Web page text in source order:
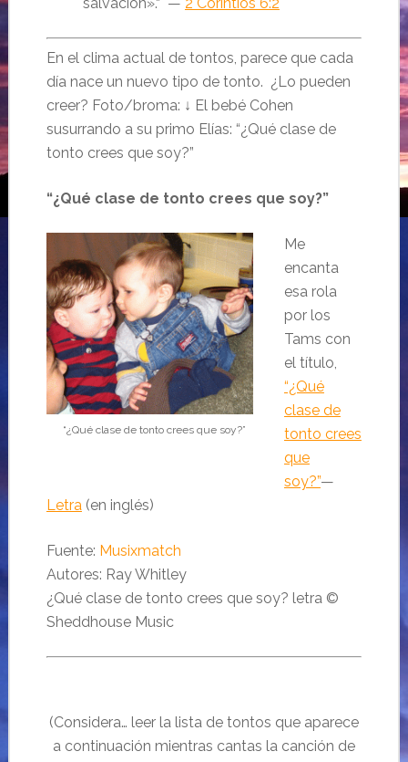
En el clima actual de tontos, parece que cada
día nace un nuevo tipo de tonto. ¿Lo pueden
creer? Foto/broma: ↓ El bebé Cohen
susurrando a su primo Elías: “¿Qué clase de
tonto crees que soy?”
“¿Qué clase de tonto crees que soy?”
“¿Qué clase de tonto crees que soy?”
Me
encanta
esa rola
por los
Tams con
el título,
“¿Qué
clase de
tonto crees
que
soy?”—
Letra (en inglés)
Fuente: Musixmatch
Autores: Ray Whitley
¿Qué clase de tonto crees que soy? letra ©
Sheddhouse Music
(Considera… leer la lista de tontos que aparece
a continuación mientras cantas la canción de